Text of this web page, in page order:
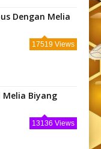
Dengan Melia
17519 Views
Melia Biyang
13136 Views